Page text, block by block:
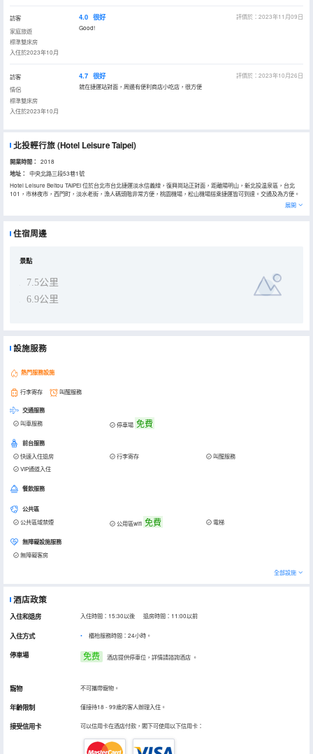
訪客
家庭旅遊
標準雙床房
入住於2023年10月
4.0 很好
評價於：2023年11月09日
Good!
訪客
情侶
標準雙床房
入住於2023年10月
4.7 很好
評價於：2023年10月26日
就在捷運站對面，周邊有便利商店小吃店，很方便
北投輕行旅(Hotel Leisure Taipei)
開業時間： 2018
地址：
中央北路三段53巷1號
Hotel Leisure Beitou TAIPEI 位於台北市台北捷運淡水信義線，復興崗站正對面，距離陽明山，新北投温泉區，台北
101，市林夜市，西門町，淡水老街，漁人碼頭階非常方便，桃園機場，松山機場搭乘捷運皆可到達。交通及為方便。
飯店內備有私人停車場，自助早餐餐廳，會議室，多功能交誼廳，商務設備使用，免費WIFI無線上網，乾濕分離衞浴設
展開
住宿周邊
景點
7.5公里
6.9公里
設施服務
熱門服務設施
行李寄存 叫醒服務
交通服務
叫車服務 停車場 免費
前台服務
快速入住退房 行李寄存
叫醒服務
VIP通道入住
餐飲服務
公共區
公共區域禁煙 公用區wifi 免費 電梯
無障礙設施服務
無障礙客房
全部設施
酒店政策
入住和退房 入住時間：15:30以後 退房時間：11:00以前
入住方式 櫃枱服務時間：24小時。
停車場 免费 酒店提供停車位，詳情請諮詢酒店 。
寵物 不可攜帶寵物。
年齡限制 僅接待18 - 99歲的客人辦理入住。
接受信用卡 可以信用卡在酒店付款，閣下可使用以下信用卡：